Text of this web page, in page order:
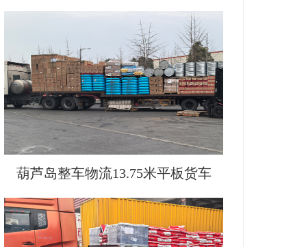
葫芦岛整车物流13.75米平板货车